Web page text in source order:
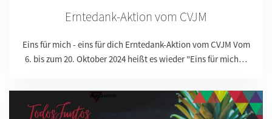
Erntedank-Aktion vom CVJM
Eins für mich - eins für dich Erntedank-Aktion vom CVJM Vom
6. bis zum 20. Oktober 2024 heißt es wieder "Eins für mich…